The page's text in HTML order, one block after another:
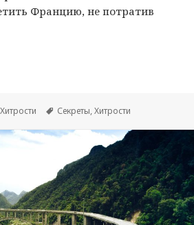
Францию, не потратив
экономной Франции
Рубрики
Хитрости Метки
Секреты,Хитрости